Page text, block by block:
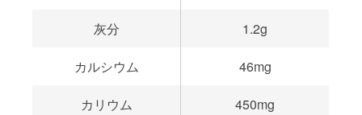
灰分 1.2g
カルシウム 46mg
カリウム 450mg